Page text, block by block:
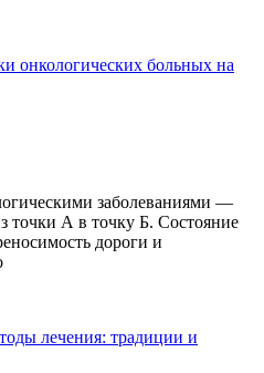
онкологических больных на
заболеваниями —
точки А в точку Б. Состояние
дороги и
лечения: традиции и